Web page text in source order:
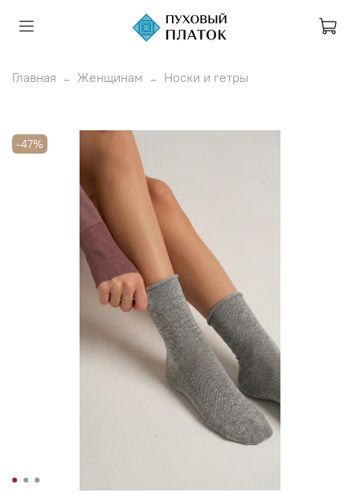
Главная Женщинам Носки и гетры
-47%